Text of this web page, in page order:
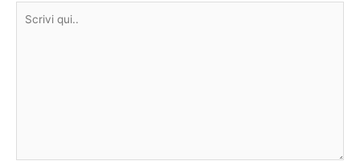
qui..